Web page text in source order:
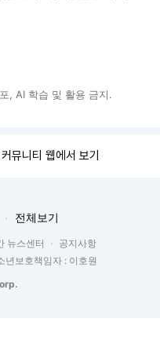
, AI 학습 및 활용 금지.
뮤니티 웹에서 보기
전체보기
뉴스센터
공지사항
년보호책임자 : 이호원